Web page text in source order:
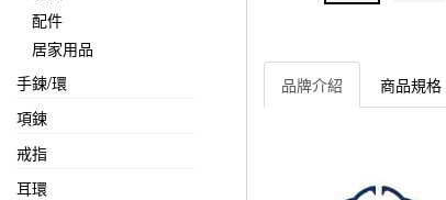
配件
居家用品
手鍊/環
項鍊
戒指
耳環
品牌介紹 商品規格